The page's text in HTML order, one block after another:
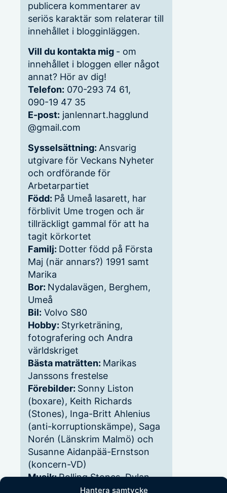
Hantera samtycke
publicera kommentarer av
seriös karaktär som relaterar till
innehållet i blogginläggen.
Vill du kontakta mig - om
innehållet i bloggen eller något
annat? Hör av dig!
Telefon: 070-293 74 61,
090-19 47 35
E-post: janlennart.hagglund
@gmail.com
Sysselsättning: Ansvarig
utgivare för Veckans Nyheter
och ordförande för
Arbetarpartiet
Född: På Umeå lasarett, har
förblivit Ume trogen och är
tillräckligt gammal för att ha
tagit körkortet
Familj: Dotter född på Första
Maj (när annars?) 1991 samt
Marika
Bor: Nydalavägen, Berghem,
Umeå
Bil: Volvo S80
Hobby: Styrketräning,
fotografering och Andra
världskriget
Bästa maträtten: Marikas
Janssons frestelse
Förebilder: Sonny Liston
(boxare), Keith Richards
(Stones), Inga-Britt Ahlenius
(anti-korruptionskämpe), Saga
Norén (Länskrim Malmö) och
Susanne Aidanpää-Ernstson
(koncern-VD)
Musik:Rolling Stones, Dylan
och i stort sett allt annat